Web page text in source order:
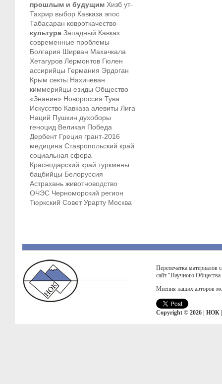
прошлым и будущим Хизб ут-
Тахрир выбор Кавказа эпос
Табасаран ковроткачество
культура Западный Кавказ:
современные проблемы
Болгария Ширван Махачкала
Хетагуров Лермонтов Гюлен
ассирийцы Германия Эрдоган
Крым секты Нахичеван
киммерийцы езиды Общество
«Знание» Новороссия Тува
Искусство Кавказа алевиты Лига
Наций Пушкин духоборы
геноцид Великая Победа
Дербент Греция грант-2016
медицина Ставропольский край
социальная сфера
Краснодарский край туркмены
бацбийцы Белоруссия
Астрахань животноводство
ОЧЭС Черноморский регион
Тюркский Совет Урарту Москва
Перепечатка материалов
сайт "Научного
Мнения наших авторов
Copyright © 2026 | НОК